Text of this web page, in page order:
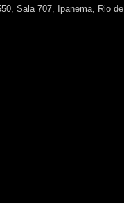
Sala 707, Ipanema, Rio de